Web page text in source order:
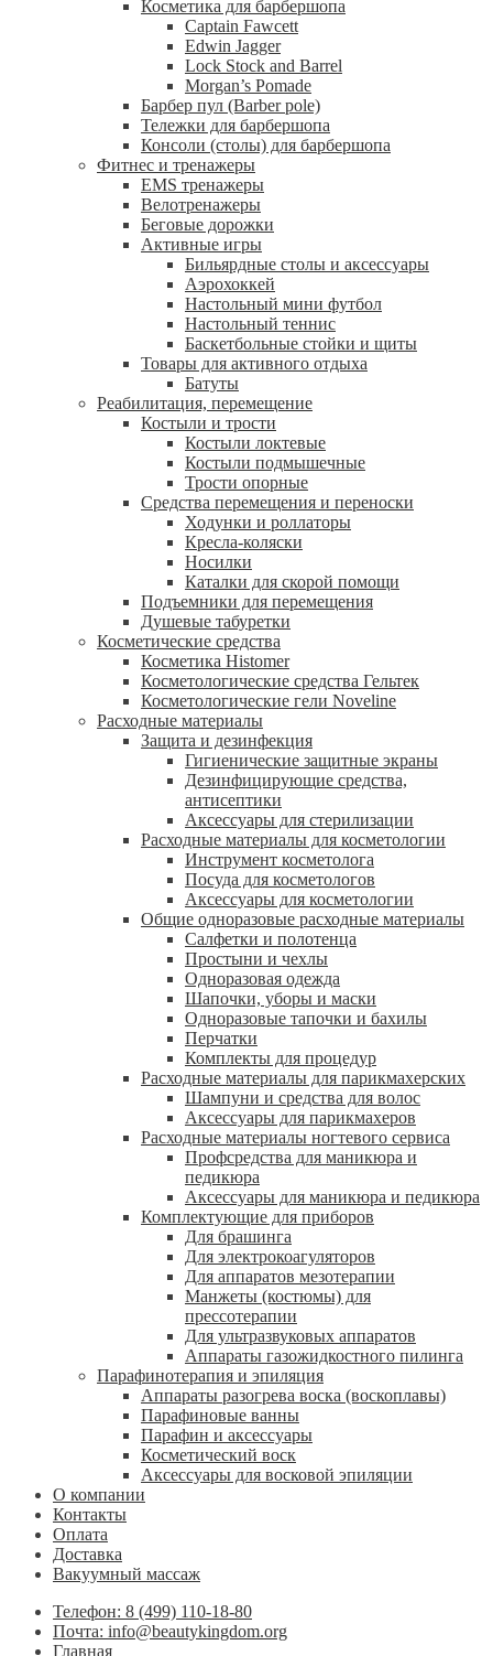
Косметика для барбершопа
Captain Fawcett
Edwin Jagger
Lock Stock and Barrel
Morgan’s Pomade
Барбер пул (Barber pole)
Тележки для барбершопа
Консоли (столы) для барбершопа
Фитнес и тренажеры
EMS тренажеры
Велотренажеры
Беговые дорожки
Активные игры
Бильярдные столы и аксессуары
Аэрохоккей
Настольный мини футбол
Настольный теннис
Баскетбольные стойки и щиты
Товары для активного отдыха
Батуты
Реабилитация, перемещение
Костыли и трости
Костыли локтевые
Костыли подмышечные
Трости опорные
Средства перемещения и переноски
Ходунки и роллаторы
Кресла-коляски
Носилки
Каталки для скорой помощи
Подъемники для перемещения
Душевые табуретки
Косметические средства
Косметика Histomer
Косметологические средства Гельтек
Косметологические гели Noveline
Расходные материалы
Защита и дезинфекция
Гигиенические защитные экраны
Дезинфицирующие средства,
антисептики
Аксессуары для стерилизации
Расходные материалы для косметологии
Инструмент косметолога
Посуда для косметологов
Аксессуары для косметологии
Общие одноразовые расходные материалы
Салфетки и полотенца
Простыни и чехлы
Одноразовая одежда
Шапочки, уборы и маски
Одноразовые тапочки и бахилы
Перчатки
Комплекты для процедур
Расходные материалы для парикмахерских
Шампуни и средства для волос
Аксессуары для парикмахеров
Расходные материалы ногтевого сервиса
Профсредства для маникюра и
педикюра
Аксессуары для маникюра и педикюра
Комплектующие для приборов
Для брашинга
Для электрокоагуляторов
Для аппаратов мезотерапии
Манжеты (костюмы) для
прессотерапии
Для ультразвуковых аппаратов
Аппараты газожидкостного пилинга
Парафинотерапия и эпиляция
Аппараты разогрева воска (воскоплавы)
Парафиновые ванны
Парафин и аксессуары
Косметический воск
Аксессуары для восковой эпиляции
О компании
Контакты
Оплата
Доставка
Вакуумный массаж
Телефон: 8 (499) 110-18-80
Почта: info@beautykingdom.org
Главная